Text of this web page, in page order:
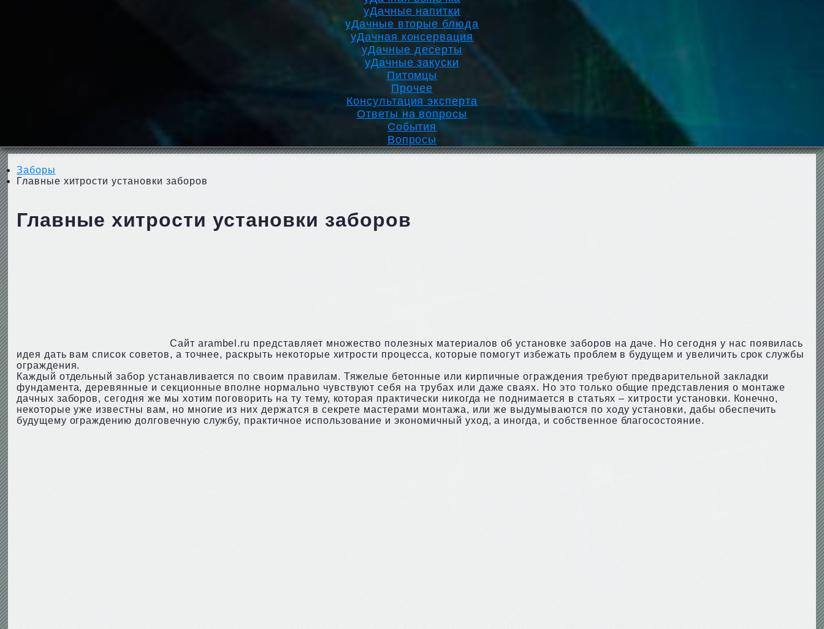
уДачные напитки
уДачные вторые блюда
уДачная консервация
уДачные десерты
уДачные закуски
Питомцы
Прочее
Консультация эксперта
Ответы на вопросы
События
Вопросы
Заборы
Главные хитрости установки заборов
Главные хитрости установки заборов
Сайт arambel.ru представляет множество полезных материалов об установке заборов на даче. Но сегодня у нас появилась
идея дать вам список советов, а точнее, раскрыть некоторые хитрости процесса, которые помогут избежать проблем в будущем и увеличить срок службы
ограждения.
Каждый отдельный забор устанавливается по своим правилам. Тяжелые бетонные или кирпичные ограждения требуют предварительной закладки
фундамента, деревянные и секционные вполне нормально чувствуют себя на трубах или даже сваях. Но это только общие представления о монтаже
дачных заборов, сегодня же мы хотим поговорить на ту тему, которая практически никогда не поднимается в статьях – хитрости установки. Конечно,
некоторые уже известны вам, но многие из них держатся в секрете мастерами монтажа, или же выдумываются по ходу установки, дабы обеспечить
будущему ограждению долговечную службу, практичное использование и экономичный уход, а иногда, и собственное благосостояние.